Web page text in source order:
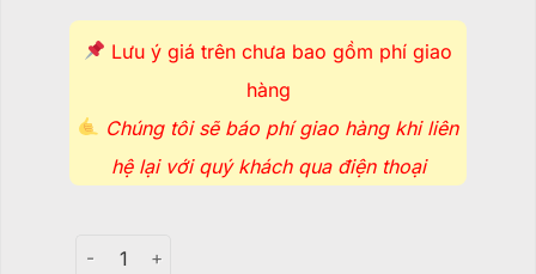
Lưu ý giá trên chưa bao gồm phí giao
hàng
Chúng tôi sẽ báo phí giao hàng khi liên
hệ lại với quý khách qua điện thoại
Tẩu Thủy Tinh Monster Sars (chỉ còn ở Hà Nội) -